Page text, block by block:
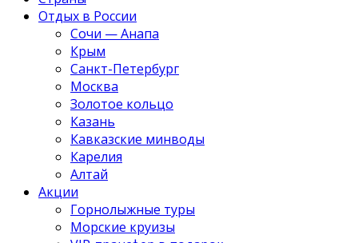
Отдых в России
Сочи — Анапа
Крым
Санкт-Петербург
Москва
Золотое кольцо
Казань
Кавказские минводы
Карелия
Алтай
Акции
Горнолыжные туры
Морские круизы